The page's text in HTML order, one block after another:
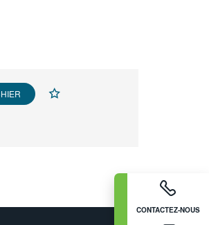
CONTACTEZ-NOUS